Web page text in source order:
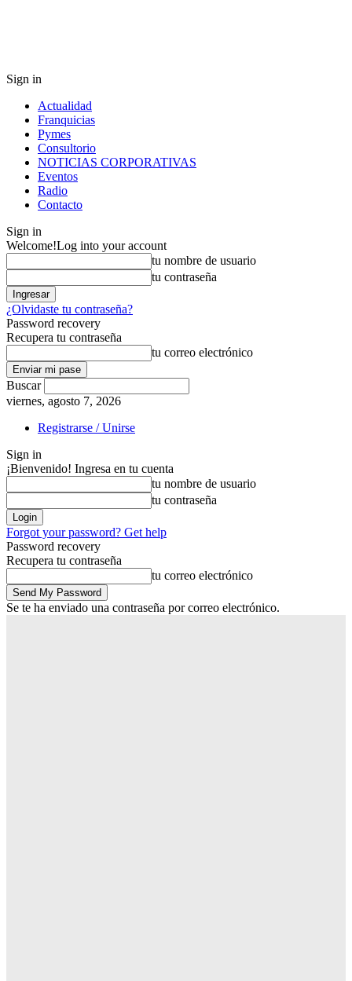
Sign in
Actualidad
Franquicias
Pymes
Consultorio
NOTICIAS CORPORATIVAS
Eventos
Radio
Contacto
Sign in
Welcome!Log into your account
tu nombre de usuario
tu contraseña
¿Olvidaste tu contraseña?
Password recovery
Recupera tu contraseña
tu correo electrónico
Buscar
viernes, agosto 7, 2026
Registrarse / Unirse
Sign in
¡Bienvenido! Ingresa en tu cuenta
tu nombre de usuario
tu contraseña
Forgot your password? Get help
Password recovery
Recupera tu contraseña
tu correo electrónico
Se te ha enviado una contraseña por correo electrónico.